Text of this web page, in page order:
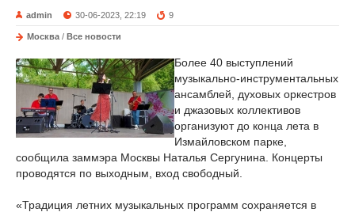
admin 30-06-2023, 22:19 9
Москва / Все новости
Более 40 выступлений
музыкально-инструментальных
ансамблей, духовых оркестров
и джазовых коллективов
организуют до конца лета в
Измайловском парке,
сообщила заммэра Москвы Наталья Сергунина. Концерты
проводятся по выходным, вход свободный.
«Традиция летних музыкальных программ сохраняется в